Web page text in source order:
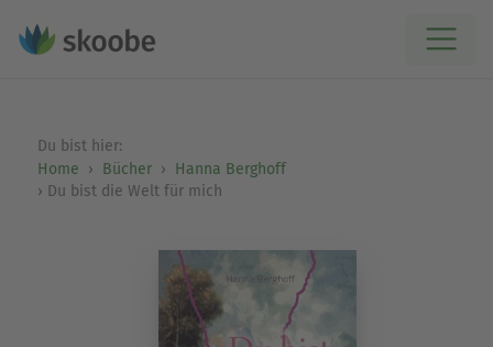
Du bist hier:
Home
Bücher
Hanna Berghoff
Du bist die Welt für mich